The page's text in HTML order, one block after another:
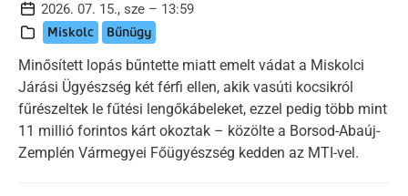
2026. 07. 15., sze – 13:59
Miskolc Bűnügy
Minősített lopás bűntette miatt emelt vádat a Miskolci
Járási Ügyészség két férfi ellen, akik vasúti kocsikról
fűrészeltek le fűtési lengőkábeleket, ezzel pedig több mint
11 millió forintos kárt okoztak – közölte a Borsod-Abaúj-
Zemplén Vármegyei Főügyészség kedden az MTI-vel.